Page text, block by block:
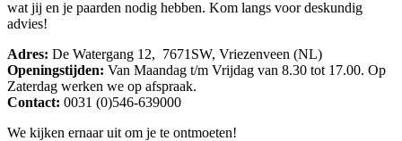
wat jij en je paarden nodig hebben. Kom langs voor deskundig
advies!
Adres: De Watergang 12, 7671SW, Vriezenveen (NL)
Openingstijden: Van Maandag t/m Vrijdag van 8.30 tot 17.00. Op
Zaterdag werken we op afspraak.
Contact: 0031 (0)546-639000
We kijken ernaar uit om je te ontmoeten!